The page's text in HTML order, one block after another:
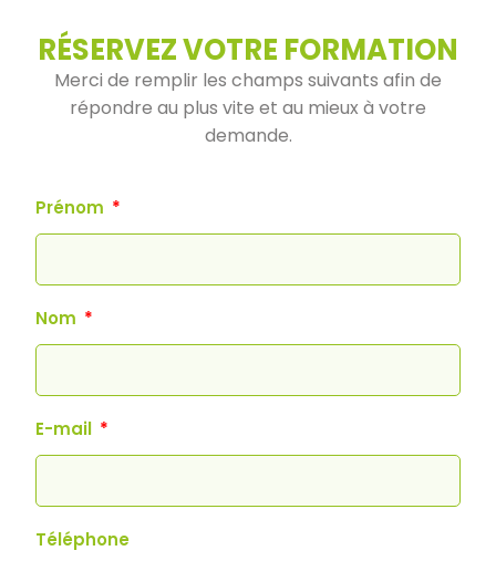
RÉSERVEZ VOTRE FORMATION
Merci de remplir les champs suivants afin de
répondre au plus vite et au mieux à votre
demande.
Prénom
Nom
E-mail
Téléphone